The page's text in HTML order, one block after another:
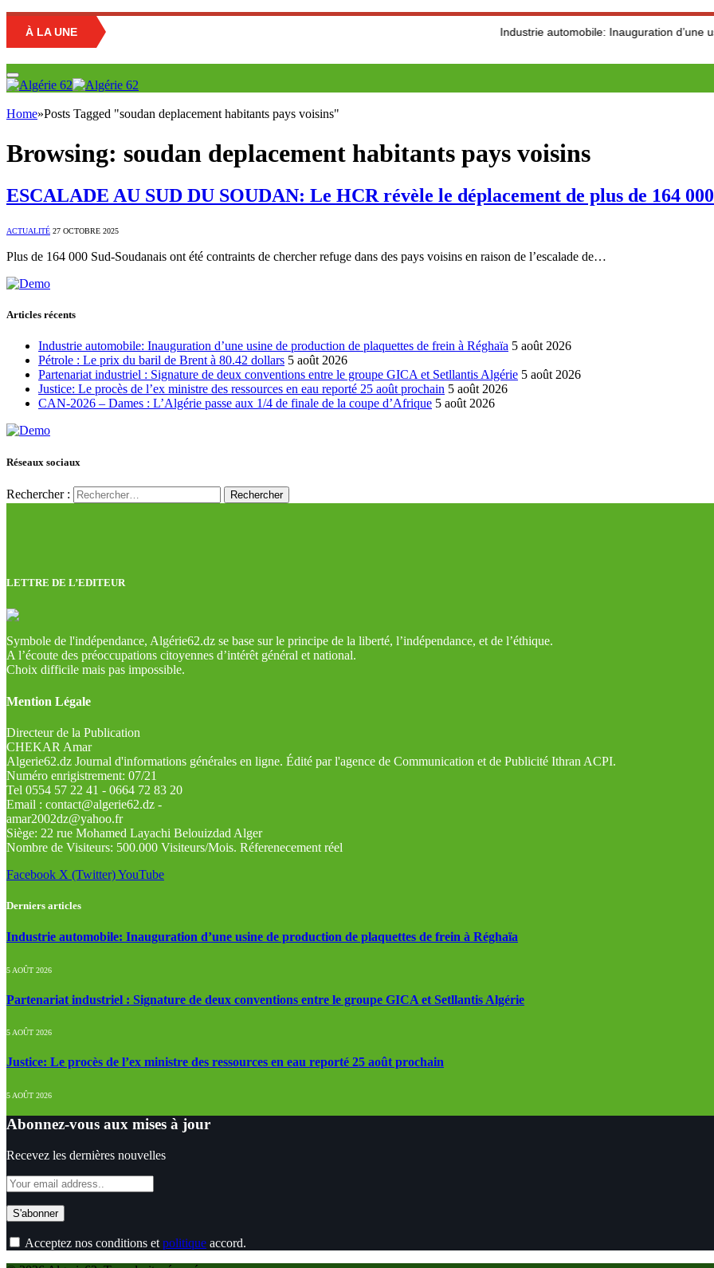
À LA UNE Industrie automobile: Inauguration d’une usine de
Home»Posts Tagged "soudan deplacement habitants pays voisins"
Browsing: soudan deplacement habitants pays voisins
ESCALADE AU SUD DU SOUDAN: Le HCR révèle le déplacement de plus de 164
ACTUALITÉ 27 OCTOBRE 2025
Plus de 164 000 Sud-Soudanais ont été contraints de chercher refuge dans des pays voisins en raison de l’escalade de…
Articles récents
Industrie automobile: Inauguration d’une usine de production de plaquettes de frein à Réghaïa 5 août 2026
Pétrole : Le prix du baril de Brent à 80.42 dollars 5 août 2026
Partenariat industriel : Signature de deux conventions entre le groupe GICA et Setllantis Algérie 5 août 2026
Justice: Le procès de l’ex ministre des ressources en eau reporté 25 août prochain 5 août 2026
CAN-2026 – Dames : L’Algérie passe aux 1/4 de finale de la coupe d’Afrique 5 août 2026
Réseaux sociaux
Rechercher :
LETTRE DE L’EDITEUR
Symbole de l'indépendance, Algérie62.dz se base sur le principe de la liberté, l’indépendance, et de l’éthique.
A l’écoute des préoccupations citoyennes d’intérêt général et national.
Choix difficile mais pas impossible.
Mention Légale
Directeur de la Publication
CHEKAR Amar
Algerie62.dz Journal d'informations générales en ligne. Édité par l'agence de Communication et de Publicité Ithran ACPI.
Numéro enrigistrement: 07/21
Tel 0554 57 22 41 - 0664 72 83 20
Email : contact@algerie62.dz -
amar2002dz@yahoo.fr
Siège: 22 rue Mohamed Layachi Belouizdad Alger
Nombre de Visiteurs: 500.000 Visiteurs/Mois. Réferenecement réel
Facebook X (Twitter)YouTube
Derniers articles
Industrie automobile: Inauguration d’une usine de production de plaquettes de frein à Réghaïa
5 AOÛT 2026
Partenariat industriel : Signature de deux conventions entre le groupe GICA et Setllantis Algérie
5 AOÛT 2026
Justice: Le procès de l’ex ministre des ressources en eau reporté 25 août prochain
5 AOÛT 2026
Abonnez-vous aux mises à jour
Recevez les dernières nouvelles
Acceptez nos conditions et politique accord.